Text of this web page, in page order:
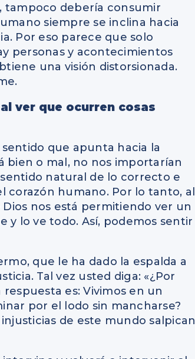
tampoco debería consumir
siempre se inclina hacia
Por eso parece que solo
personas y acontecimientos
una visión distorsionada.
ver que ocurren cosas
que apunta hacia la
bien o mal, no nos importarían
natural de lo correcto e
corazón humano. Por lo tanto, al
nos está permitiendo ver un
y lo ve todo. Así, podemos sentir
que le ha dado la espalda a
Tal vez usted diga: «¿Por
es: Vivimos en un
por el lodo sin mancharse?
de este mundo salpican